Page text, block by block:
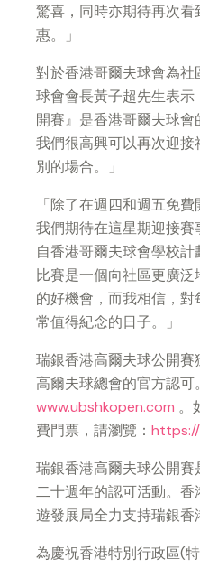
驚喜，同時亦期待再次
惠。」
對於香港哥爾夫球會為
球會會長黃子超先生表
開賽』是香港哥爾夫球會
我們很高興可以再次迎
別的場合。」
「除了在週四和週五免
我們期待在這星期迎接
自香港哥爾夫球會學校
比賽是一個向社區更廣
的好機會，而我相信，
常值得紀念的日子。」
瑞銀香港高爾夫球公開
高爾夫球總會的官方認可
www.ubshkopen.com 。
費門票，請瀏覽：
瑞銀香港高爾夫球公開
二十週年的認可活動。
遊發展局全力支持瑞銀香
為慶祝香港特別行政區(